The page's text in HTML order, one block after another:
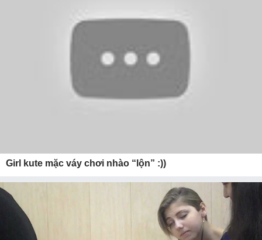
Girl kute mặc váy chơi nhào “lộn” :))